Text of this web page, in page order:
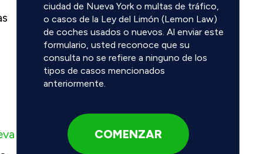
ciudad de Nueva York o multas de tráfico,
o casos de la Ley del Limón (Lemon Law)
de coches usados o nuevos. Al enviar este
formulario, usted reconoce que su
consulta no se refiere a ninguno de los
tipos de casos mencionados
anteriormente.